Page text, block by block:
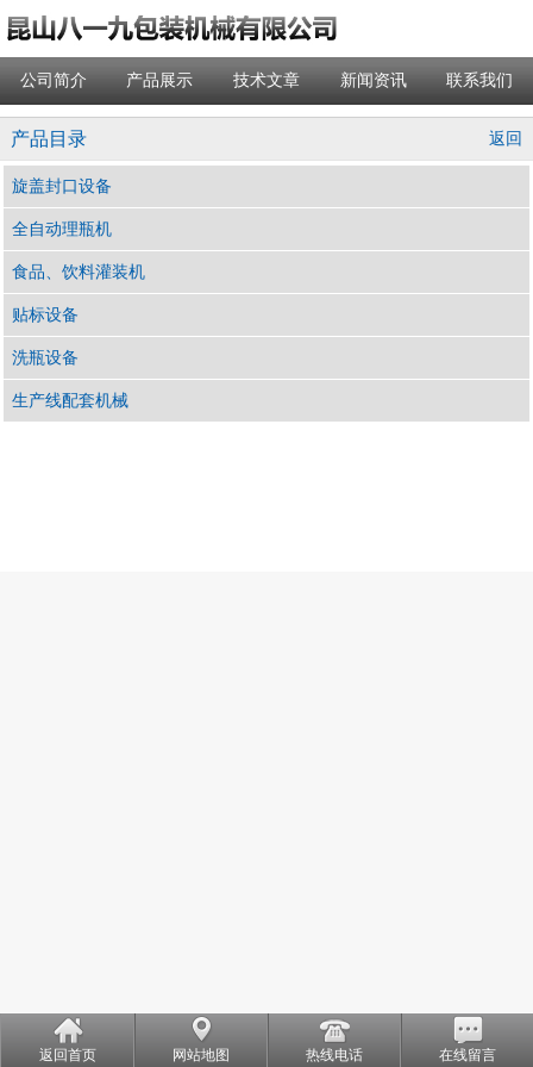
公司简介 产品展示 技术文章 新闻资讯 联系我们
产品目录 返回
旋盖封口设备
全自动理瓶机
食品、饮料灌装机
贴标设备
洗瓶设备
生产线配套机械
返回首页 网站地图 热线电话 在线留言